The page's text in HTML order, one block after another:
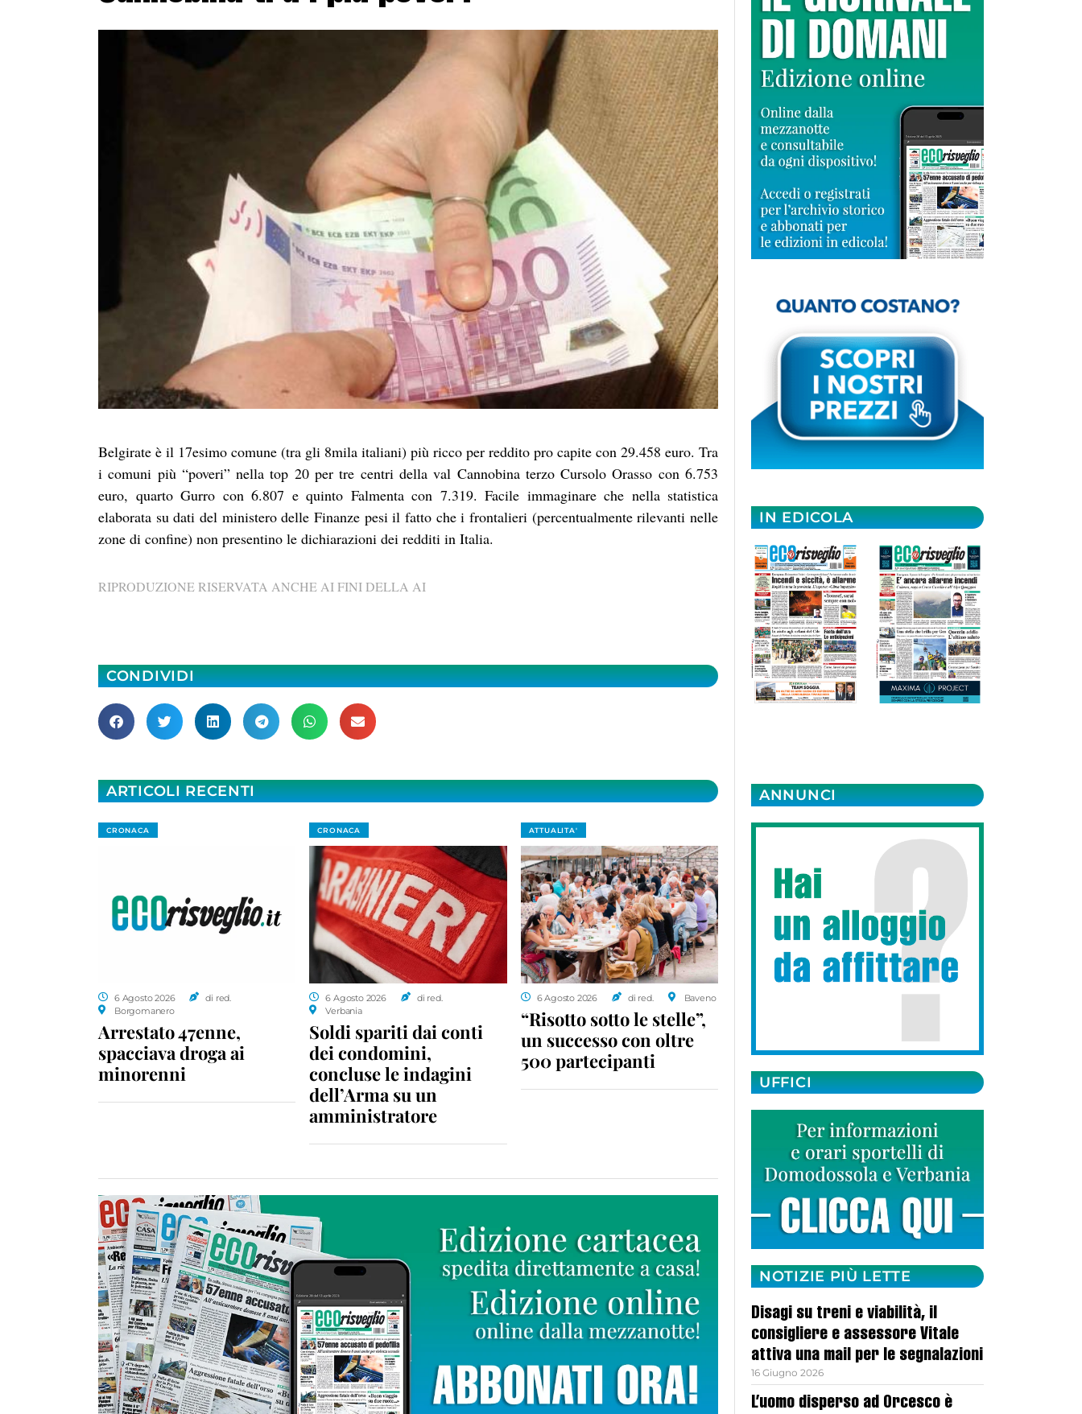
Belgirate è il 17esimo comune (tra gli 8mila italiani) più ricco per reddito pro capite con 29.458 euro. Tra
i comuni più “poveri” nella top 20 per tre centri della val Cannobina terzo Cursolo Orasso con 6.753
euro, quarto Gurro con 6.807 e quinto Falmenta con 7.319. Facile immaginare che nella statistica
elaborata su dati del ministero delle Finanze pesi il fatto che i frontalieri (percentualmente rilevanti nelle
zone di confine) non presentino le dichiarazioni dei redditi in Italia.
RIPRODUZIONE RISERVATA ANCHE AI FINI DELLA AI
CONDIVIDI
ARTICOLI RECENTI
CRONACA
6 Agosto 2026
di red.
Borgomanero
Arrestato 47enne,
spacciava droga ai
minorenni
CRONACA
6 Agosto 2026
di red.
Verbania
Soldi spariti dai conti
dei condomini,
concluse le indagini
dell’Arma su un
amministratore
ATTUALITA'
6 Agosto 2026 di red. Baveno
“Risotto sotto le stelle”,
un successo con oltre
500 partecipanti
IN EDICOLA
ANNUNCI
UFFICI
NOTIZIE PIÙ LETTE
Disagi su treni e viabilità, il
consigliere e assessore Vitale
attiva una mail per le segnalazioni
16 Giugno 2026
L’uomo disperso ad Orcesco è